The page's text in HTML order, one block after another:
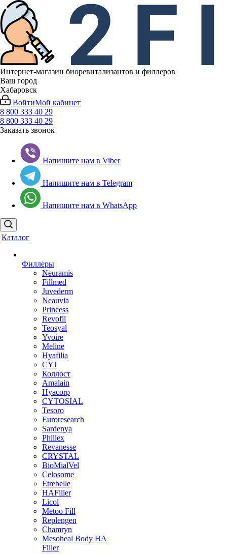
Интернет-магазин биоревитализантов и филлеров
Ваш город
Хабаровск
ВойтиМой кабинет
8 800 333 40 29
8 800 333 40 29
Заказать звонок
Напишите нам в Viber
Напишите нам в Telegram
Напишите нам в WhatsApp
Каталог
Филлеры
Neuramis
Fillmed
Juvederm
Neauvia
Princess
Revofil
Teosyal
Yvoire
Meline
Hyafilia
CYJ
Коллост
Amalain
Hyacorp
CYTOSIAL
Tesoro
Euroresearch
Sardenya
Phillex
Revanesse
CRYSTAL
BioMialVel
Celosome
Etrebelle
HAFiller
Licol
Metoo Fill
Replengen
Chamryn
Mesoheal Body HA
Filler